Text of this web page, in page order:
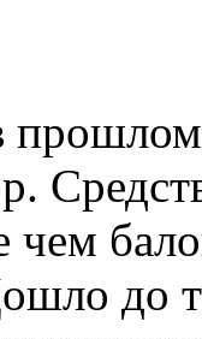
чем
до